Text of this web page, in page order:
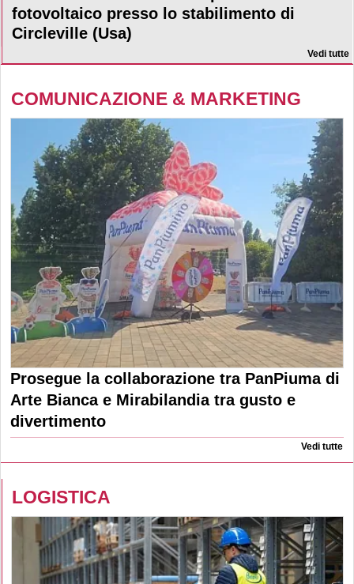
fotovoltaico presso lo stabilimento di
Circleville (Usa)
Vedi tutte
COMUNICAZIONE & MARKETING
Prosegue la collaborazione tra PanPiuma di
Arte Bianca e Mirabilandia tra gusto e
divertimento
Vedi tutte
LOGISTICA